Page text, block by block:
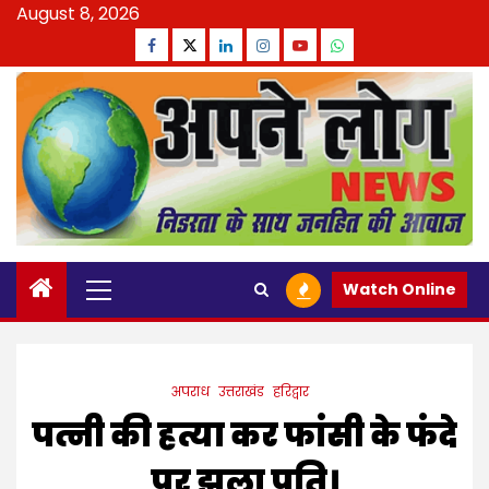
Skip
content
August 8, 2026
Facebook
TwitterLinkedinInstagram
YoutubeWhatsapp
Menu
Watch Online
अपराध उत्तराखंड हरिद्वार
पत्नी की हत्या कर फांसी के फंदे